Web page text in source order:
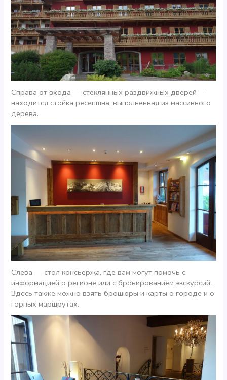
Справа от входа — стеклянных раздвижных дверей —
находится стойка ресепшна, выполненная из массивного
дерева.
Слева — стол консьержа, где вам могут помочь с
информацией о регионе или с бронированием экскурсий.
Здесь также можно взять брошюры и карты о городе и о
горных маршрутах.